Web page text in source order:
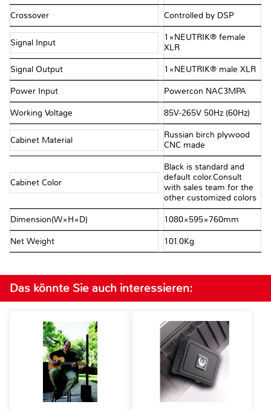
Crossover Controlled by DSP
Signal Input
1×NEUTRIK® female
XLR
Signal Output 1×NEUTRIK® male XLR
Power Input Powercon NAC3MPA
Working Voltage 85V-265V 50Hz (60Hz)
Cabinet Material
Russian birch plywood
CNC made
Cabinet Color
Black is standard and
default color.Consult
with sales team for the
other customized colors
Dimension(W×H×D) 1080×595×760mm
Net Weight 101.0Kg
Das könnte Sie auch interessieren: